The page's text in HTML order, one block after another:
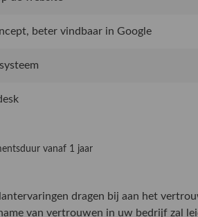
beter vindbaar in Google
vanaf 1 jaar
dragen bij aan het
van vertrouwen in uw bedrijf zal